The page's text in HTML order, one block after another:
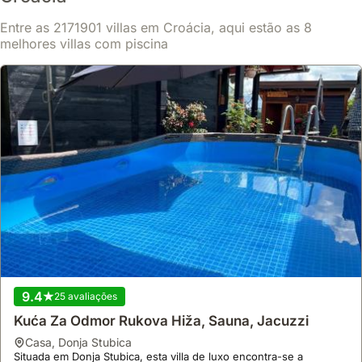
157 €
9.3 25 avaliações
150 M² Casa ∙ 4 Quartos ∙ 8 Hóspedes
casa,Lovorno
Aninhada na paisagem exuberante de Lovorno, esta propriedade
oferece um refúgio tranquilo com acesso conveniente a trilhas
Entre as 2171901 villas em Croácia, aqui estão as 8
melhores villas com piscina
9.4 25 avaliações
Kuća Za Odmor Rukova Hiža, Sauna, Jacuzzi
casa, Donja Stubica
Situada em Donja Stubica, esta villa de luxo encontra-se a